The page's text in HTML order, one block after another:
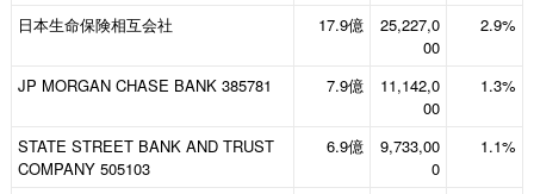
日本生命保険相互会社 17.9億
25,227,0
00
2.9%
JP MORGAN CHASE BANK 385781 7.9億
11,142,0
00
1.3%
STATE STREET BANK AND TRUST
COMPANY 505103
6.9億
9,733,00
0
1.1%